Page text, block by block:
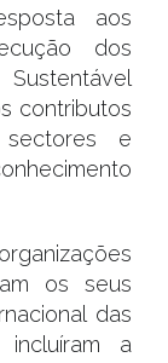
aos
dos
contributos
e
os seus
das
a